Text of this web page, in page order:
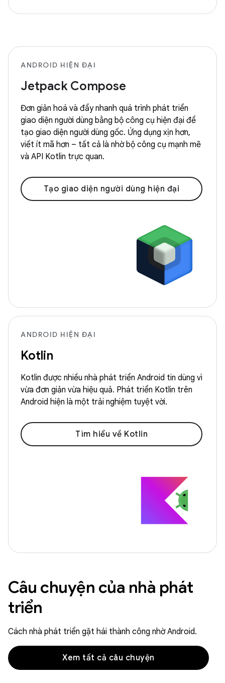
ANDROID HIỆN ĐẠI
Jetpack Compose
Đơn giản hoá và đẩy nhanh quá trình phát triển
giao diện người dùng bằng bộ công cụ hiện đại để
tạo giao diện người dùng gốc. Ứng dụng xịn hơn,
viết ít mã hơn – tất cả là nhờ bộ công cụ mạnh mẽ
và API Kotlin trực quan.
Tạo giao diện người dùng hiện đại
ANDROID HIỆN ĐẠI
Kotlin
Kotlin được nhiều nhà phát triển Android tin dùng vì
vừa đơn giản vừa hiệu quả. Phát triển Kotlin trên
Android hiện là một trải nghiệm tuyệt vời.
Tìm hiểu về Kotlin
Câu chuyện của nhà phát
triển
Cách nhà phát triển gặt hái thành công nhờ Android.
Xem tất cả câu chuyện